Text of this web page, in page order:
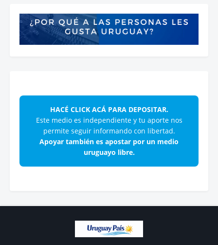
HACÉ CLICK ACÁ PARA DEPOSITAR.
Este medio es independiente y tu aporte nos
permite seguir informando con libertad.
Apoyar también es apostar por un medio
uruguayo libre.